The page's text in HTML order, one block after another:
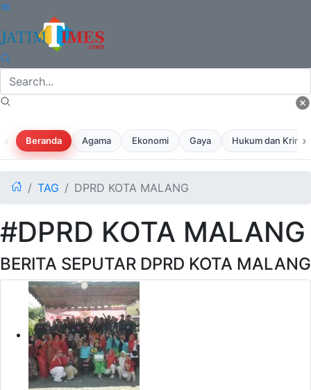
‹ Beranda Agama Ekonomi Gaya Hukum dan ›
TAG DPRD KOTA MALANG
#DPRD KOTA MALANG
BERITA SEPUTAR DPRD KOTA MALANG